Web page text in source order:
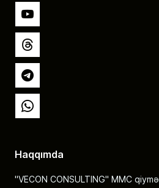
YouTube
Threads
Telegram
Whatsapp
Haqqımda
"VECON CONSULTING" MMC